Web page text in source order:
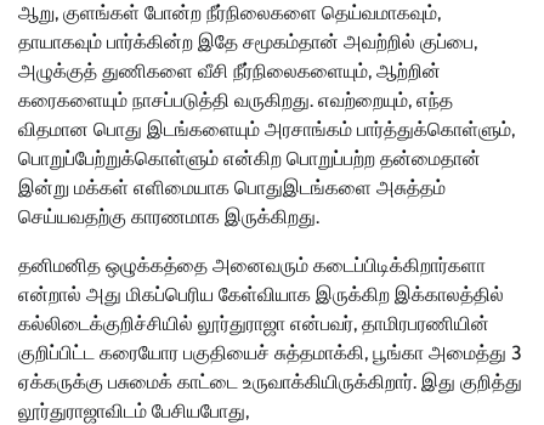
ஆறு, குளங்கள் போன்ற நீர்நிலைகளை தெய்வமாகவும்,
தாயாகவும் பார்க்கின்ற இதே சமூகம்தான் அவற்றில் குப்பை,
அழுக்குத் துணிகளை வீசி நீர்நிலைகளையும், ஆற்றின்
கரைகளையும் நாசப்படுத்தி வருகிறது. எவற்றையும், எந்த
விதமான பொது இடங்களையும் அரசாங்கம் பார்த்துக்கொள்ளும்,
பொறுப்பேற்றுக்கொள்ளும் என்கிற பொறுப்பற்ற தன்மைதான்
இன்று மக்கள் எளிமையாக பொதுஇடங்களை அசுத்தம்
செய்யவதற்கு காரணமாக இருக்கிறது.
தனிமனித ஒழுக்கத்தை அனைவரும் கடைப்பிடிக்கிறார்களா
என்றால் அது மிகப்பெரிய கேள்வியாக இருக்கிற இக்காலத்தில்
கல்லிடைக்குறிச்சியில் லூர்துராஜா என்பவர், தாமிரபரணியின்
குறிப்பிட்ட கரையோர பகுதியைச் சுத்தமாக்கி, பூங்கா அமைத்து 3
ஏக்கருக்கு பசுமைக் காட்டை உருவாக்கியிருக்கிறார். இது குறித்து
லூர்துராஜாவிடம் பேசியபோது,